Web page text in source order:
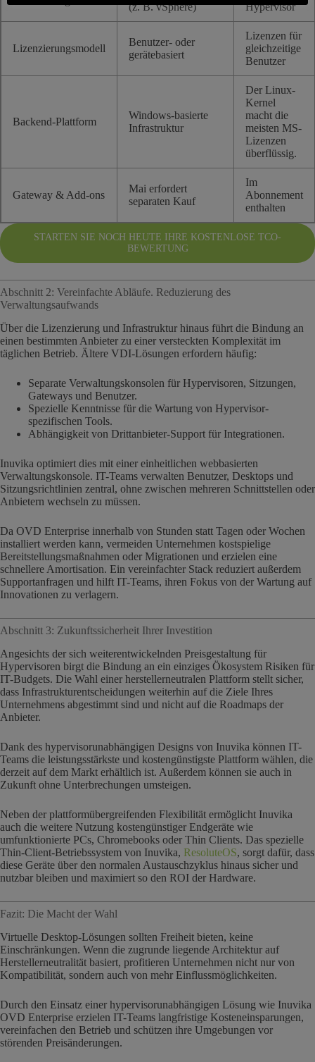
(z. B. vSphere)
Hypervisor
Lizenzierungsmodell
Benutzer- oder
gerätebasiert
Lizenzen für
gleichzeitige
Benutzer
Backend-Plattform
Windows-basierte
Infrastruktur
Der Linux-
Kernel
macht die
meisten MS-
Lizenzen
überflüssig.
Gateway & Add-ons
Mai erfordert
separaten Kauf
Im
Abonnement
enthalten
STARTEN SIE NOCH HEUTE IHRE KOSTENLOSE TCO-
BEWERTUNG
Abschnitt 2: Vereinfachte Abläufe. Reduzierung des
Verwaltungsaufwands
Über die Lizenzierung und Infrastruktur hinaus führt die Bindung an
einen bestimmten Anbieter zu einer versteckten Komplexität im
täglichen Betrieb. Ältere VDI-Lösungen erfordern häufig:
Separate Verwaltungskonsolen für Hypervisoren, Sitzungen,
Gateways und Benutzer.
Spezielle Kenntnisse für die Wartung von Hypervisor-
spezifischen Tools.
Abhängigkeit von Drittanbieter-Support für Integrationen.
Inuvika optimiert dies mit einer einheitlichen webbasierten
Verwaltungskonsole. IT-Teams verwalten Benutzer, Desktops und
Sitzungsrichtlinien zentral, ohne zwischen mehreren Schnittstellen oder
Anbietern wechseln zu müssen.
Da OVD Enterprise innerhalb von Stunden statt Tagen oder Wochen
installiert werden kann, vermeiden Unternehmen kostspielige
Bereitstellungsmaßnahmen oder Migrationen und erzielen eine
schnellere Amortisation. Ein vereinfachter Stack reduziert außerdem
Supportanfragen und hilft IT-Teams, ihren Fokus von der Wartung auf
Innovationen zu verlagern.
Abschnitt 3: Zukunftssicherheit Ihrer Investition
Angesichts der sich weiterentwickelnden Preisgestaltung für
Hypervisoren birgt die Bindung an ein einziges Ökosystem Risiken für
IT-Budgets. Die Wahl einer herstellerneutralen Plattform stellt sicher,
dass Infrastrukturentscheidungen weiterhin auf die Ziele Ihres
Unternehmens abgestimmt sind und nicht auf die Roadmaps der
Anbieter.
Dank des hypervisorunabhängigen Designs von Inuvika können IT-
Teams die leistungsstärkste und kostengünstigste Plattform wählen, die
derzeit auf dem Markt erhältlich ist. Außerdem können sie auch in
Zukunft ohne Unterbrechungen umsteigen.
Neben der plattformübergreifenden Flexibilität ermöglicht Inuvika
auch die weitere Nutzung kostengünstiger Endgeräte wie
umfunktionierte PCs, Chromebooks oder Thin Clients. Das spezielle
Thin-Client-Betriebssystem von Inuvika, ResoluteOS, sorgt dafür, dass
diese Geräte über den normalen Austauschzyklus hinaus sicher und
nutzbar bleiben und maximiert so den ROI der Hardware.
Fazit: Die Macht der Wahl
Virtuelle Desktop-Lösungen sollten Freiheit bieten, keine
Einschränkungen. Wenn die zugrunde liegende Architektur auf
Herstellerneutralität basiert, profitieren Unternehmen nicht nur von
Kompatibilität, sondern auch von mehr Einflussmöglichkeiten.
Durch den Einsatz einer hypervisorunabhängigen Lösung wie Inuvika
OVD Enterprise erzielen IT-Teams langfristige Kosteneinsparungen,
vereinfachen den Betrieb und schützen ihre Umgebungen vor
störenden Preisänderungen.